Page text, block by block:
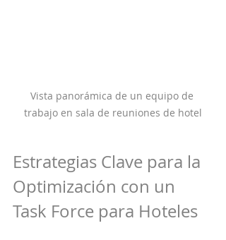
Vista panorámica de un equipo de
trabajo en sala de reuniones de hotel
Estrategias Clave para la
Optimización con un
Task Force para Hoteles